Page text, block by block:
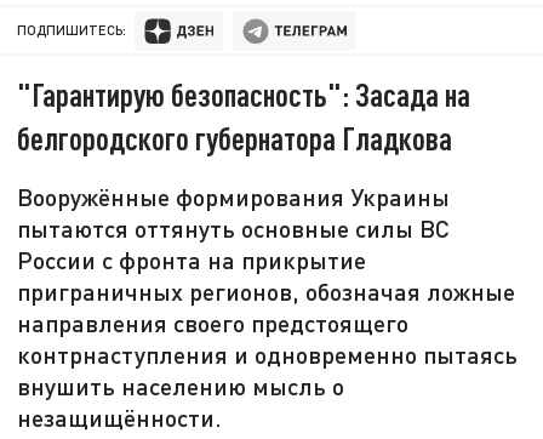
ПОДПИШИТЕСЬ:
"Гарантирую безопасность": Засада на
белгородского губернатора Гладкова
Вооружённые формирования Украины
пытаются оттянуть основные силы ВС
России с фронта на прикрытие
приграничных регионов, обозначая ложные
направления своего предстоящего
контрнаступления и одновременно пытаясь
внушить населению мысль о
незащищённости.